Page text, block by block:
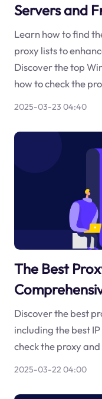
Servers and
Learn how to find
proxy lists to
Discover the top
how to check the
2025-03-23 04:40
The Best
Discover the best
including the best
check the proxy
2025-03-22 04:00